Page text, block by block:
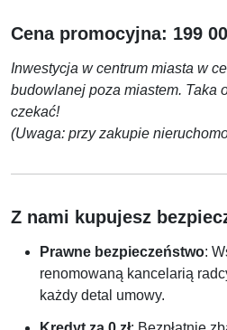
Cena promocyjna: 199
Inwestycja w centrum miasta w
budowlanej poza miastem. Taka
czekać!
(Uwaga: przy zakupie
Z nami kupujesz
Prawne bezpieczeństwo:
renomowaną kancelarią
każdy detal umowy.